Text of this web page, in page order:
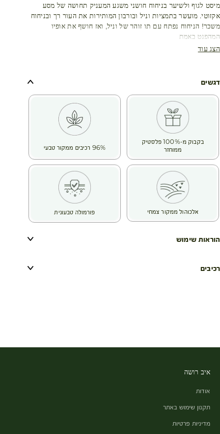
מיסט לגוף ולשיער בניחוח חושני משגע המעניק תחושה של מסע
אקזוטי. מועשר בתמציות וניל ובורבון המותירות את העור רך ובניחוח
משכר! הניחוח נפתח עם תו זוהר של וניל, ואז חושף את אופיו
המהפנט באמת
הצג עוד
דגשים
בקבוק מ-100% פלסטיק
ממוחזר
96% רכיבים ממקור טבעי
אלכוהול ממקור צמחי פורמולה טבעונית
הוראות שימוש
רכיבים
איב רושה
אודות
תקנון שימוש באתר
מדיניות פרטיות